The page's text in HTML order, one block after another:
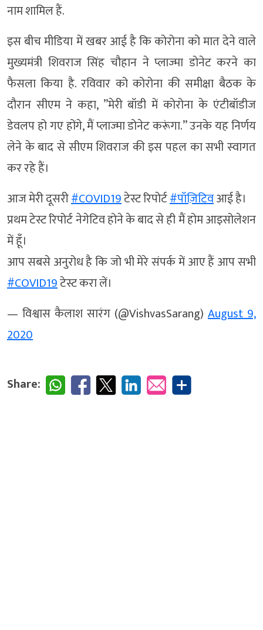
नाम शामिल हैं.
इस बीच मीडिया में खबर आई है कि कोरोना को मात देने वाले
मुख्यमंत्री शिवराज सिंह चौहान ने प्लाज्मा डोनेट करने का
फैसला किया है. रविवार को कोरोना की समीक्षा बैठक के
दौरान ​सीएम ने कहा, ”मेरी बॉडी में कोरोना के एंटीबॉडीज
डेवलप हो गए होंगे, मैं प्लाज्मा डोनेट करूंगा.” उनके यह निर्णय
लेने के बाद से सीएम शिवराज की इस पहल का सभी स्‍वागत
कर रहे हैं।
आज मेरी दूसरी#COVID19टेस्ट रिपोर्ट#पॉज़िटिवआई है।
प्रथम टेस्ट रिपोर्ट नेगेटिव होने के बाद से ही मैं होम आइसोलेशन
में हूँ।
आप सबसे अनुरोध है कि जो भी मेरे संपर्क में आए हैं आप सभी
#COVID19टेस्ट करा लें।
— विश्वास कैलाश सारंग (@VishvasSarang) August 9,
2020
Share: